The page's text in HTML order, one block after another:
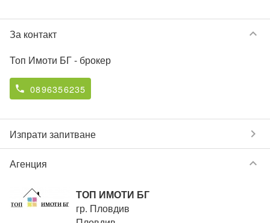
За контакт keyboard_arrow_down
Топ Имоти БГ- брокер
phone 0896356235
Изпрати запитване chevron_right
Агенция keyboard_arrow_down
ТОП ИМОТИ БГ
гр. Пловдив